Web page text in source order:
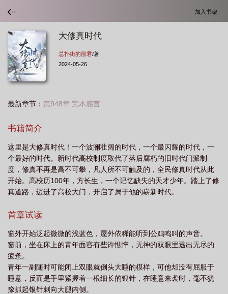
加入书架
大修真时代
总扑街的殷君/著
2024-05-26
最新章节： 第948章 完本感言
书籍简介
这里是大修真时代！一个波澜壮阔的时代，一个最闪耀的时代，一
个最好的时代。新时代高校制度取代了落后腐朽的旧时代门派制
度，修真不再是高不可攀，凡人所不可触及的，全民修真时代从此
开始。高校历100年，方长生，一个记忆缺失的天才少年。踏上了修
真道路，迈进了高校大门，开启了属于他的崭新时代。
首章试读
窗外开始泛起微微的浅蓝色，屋外依稀能听到公鸡鸣叫的声音。
窗前，坐在床上的青年面容有些许憔悴，无神的双眼里透出无尽的
疲惫。
青年一副随时可能闭上双眼就倒头大睡的模样，可他却没有屈服于
睡意，反而是手里紧握着一根细长的银针，在睡意来袭时，毫不犹
豫抓起银针刺向大腿内侧。